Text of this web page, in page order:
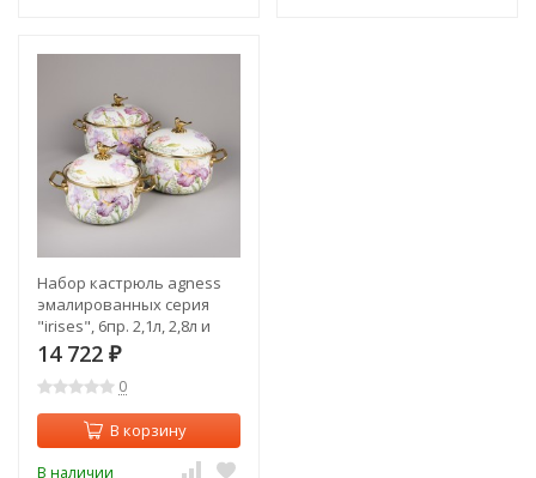
Набор кастрюль agness
эмалированных серия
"irises", 6пр. 2,1л, 2,8л и
3,8л Agness (950-607)
14 722 ₽
0
В корзину
В наличии